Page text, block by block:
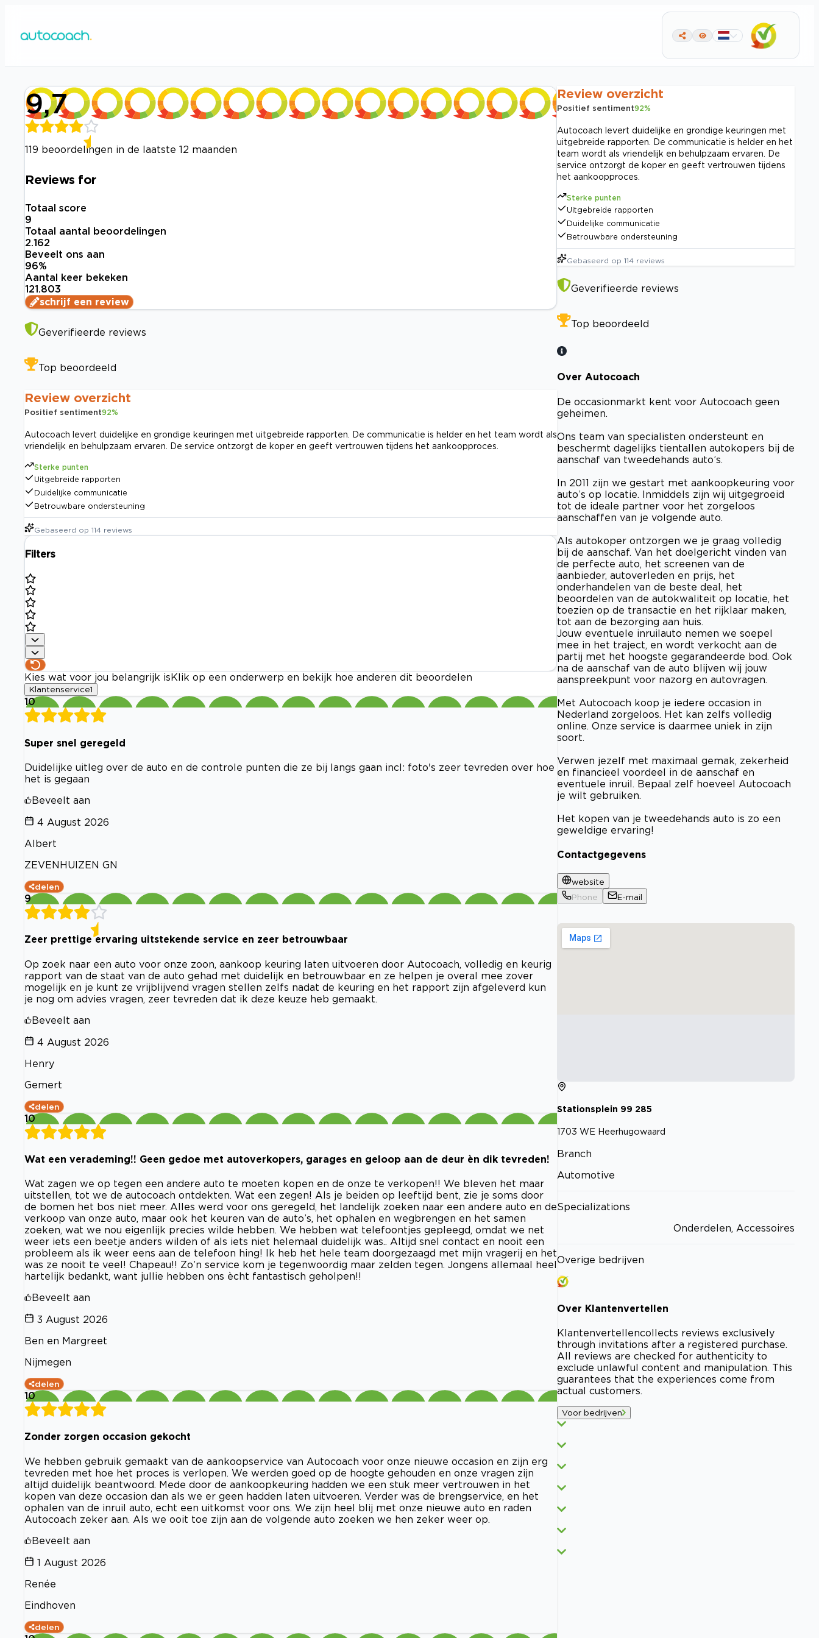
9,7
119 beoordelingen in de laatste 12 maanden
Reviews for
Totaal score
9
Totaal aantal beoordelingen
2.162
Beveelt ons aan
96%
Aantal keer bekeken
121.803
schrijf een review
Geverifieerde reviews
Top beoordeeld
Review overzicht
Positief sentiment92%
Autocoach levert duidelijke en grondige keuringen met uitgebreide rapporten. De communicatie is helder en het team wordt als
vriendelijk en behulpzaam ervaren. De service ontzorgt de koper en geeft vertrouwen tijdens het aankoopproces.
Sterke punten
Uitgebreide rapporten
Duidelijke communicatie
Betrouwbare ondersteuning
Gebaseerd op 114 reviews
Filters
Kies wat voor jou belangrijk is Klik op een onderwerp en bekijk hoe anderen dit beoordelen
Klantenservice1
10
Super snel geregeld
Duidelijke uitleg over de auto en de controle punten die ze bij langs gaan incl: foto's zeer tevreden over hoe
het is gegaan
Beveelt aan
4 August 2026
Albert
ZEVENHUIZEN GN
delen
9
Zeer prettige ervaring uitstekende service en zeer betrouwbaar
Op zoek naar een auto voor onze zoon, aankoop keuring laten uitvoeren door Autocoach, volledig en keurig
rapport van de staat van de auto gehad met duidelijk en betrouwbaar en ze helpen je overal mee zover
mogelijk en je kunt ze vrijblijvend vragen stellen zelfs nadat de keuring en het rapport zijn afgeleverd kun
je nog om advies vragen, zeer tevreden dat ik deze keuze heb gemaakt.
Beveelt aan
4 August 2026
Henry
Gemert
delen
10
Wat een verademing!! Geen gedoe met autoverkopers, garages en geloop aan de deur èn dik tevreden!
Wat zagen we op tegen een andere auto te moeten kopen en de onze te verkopen!! We bleven het maar
uitstellen, tot we de autocoach ontdekten. Wat een zegen! Als je beiden op leeftijd bent, zie je soms door
de bomen het bos niet meer. Alles werd voor ons geregeld, het landelijk zoeken naar een andere auto en de
verkoop van onze auto, maar ook het keuren van de auto’s, het ophalen en wegbrengen en het samen
zoeken, wat we nou eigenlijk precies wilde hebben. We hebben wat telefoontjes gepleegd, omdat we net
weer iets een beetje anders wilden of als iets niet helemaal duidelijk was.. Altijd snel contact en nooit een
probleem als ik weer eens aan de telefoon hing! Ik heb het hele team doorgezaagd met mijn vragerij en het
was ze nooit te veel! Chapeau!! Zo’n service kom je tegenwoordig maar zelden tegen. Jongens allemaal heel
hartelijk bedankt, want jullie hebben ons ècht fantastisch geholpen!!
Beveelt aan
3 August 2026
Ben en Margreet
Nijmegen
delen
10
Zonder zorgen occasion gekocht
We hebben gebruik gemaakt van de aankoopservice van Autocoach voor onze nieuwe occasion en zijn erg
tevreden met hoe het proces is verlopen. We werden goed op de hoogte gehouden en onze vragen zijn
altijd duidelijk beantwoord. Mede door de aankoopkeuring hadden we een stuk meer vertrouwen in het
kopen van deze occasion dan als we er geen hadden laten uitvoeren. Verder was de brengservice, en het
ophalen van de inruil auto, echt een uitkomst voor ons. We zijn heel blij met onze nieuwe auto en raden
Autocoach zeker aan. Als we ooit toe zijn aan de volgende auto zoeken we hen zeker weer op.
Beveelt aan
1 August 2026
Renée
Eindhoven
delen
Review overzicht
Positief sentiment92%
Autocoach levert duidelijke en grondige keuringen met
uitgebreide rapporten. De communicatie is helder en het
team wordt als vriendelijk en behulpzaam ervaren. De
service ontzorgt de koper en geeft vertrouwen tijdens
het aankoopproces.
Sterke punten
Uitgebreide rapporten
Duidelijke communicatie
Betrouwbare ondersteuning
Gebaseerd op 114 reviews
Geverifieerde reviews
Top beoordeeld
Over Autocoach
De occasionmarkt kent voor Autocoach geen
geheimen.
Ons team van specialisten ondersteunt en
beschermt dagelijks tientallen autokopers bij de
aanschaf van tweedehands auto’s.
In 2011 zijn we gestart met aankoopkeuring voor
auto’s op locatie. Inmiddels zijn wij uitgegroeid
tot de ideale partner voor het zorgeloos
aanschaffen van je volgende auto.
Als autokoper ontzorgen we je graag volledig
bij de aanschaf. Van het doelgericht vinden van
de perfecte auto, het screenen van de
aanbieder, autoverleden en prijs, het
onderhandelen van de beste deal, het
beoordelen van de autokwaliteit op locatie, het
toezien op de transactie en het rijklaar maken,
tot aan de bezorging aan huis.
Jouw eventuele inruilauto nemen we soepel
mee in het traject, en wordt verkocht aan de
partij met het hoogste gegarandeerde bod. Ook
na de aanschaf van de auto blijven wij jouw
aanspreekpunt voor nazorg en autovragen.
Met Autocoach koop je iedere occasion in
Nederland zorgeloos. Het kan zelfs volledig
online. Onze service is daarmee uniek in zijn
soort.
Verwen jezelf met maximaal gemak, zekerheid
en financieel voordeel in de aanschaf en
eventuele inruil. Bepaal zelf hoeveel Autocoach
je wilt gebruiken.
Het kopen van je tweedehands auto is zo een
geweldige ervaring!
Contactgegevens
website
Phone
E-mail
Stationsplein 99 285
1703 WE Heerhugowaard
Branch
Automotive
Specializations
Onderdelen, Accessoires
Overige bedrijven
Over Klantenvertellen
Klantenvertellencollects reviews exclusively
through invitations after a registered purchase.
All reviews are checked for authenticity to
exclude unlawful content and manipulation. This
guarantees that the experiences come from
actual customers.
Voor bedrijven